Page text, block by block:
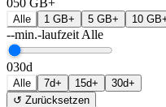
Alle 1 GB+ 5 GB+ 10
--min.-laufzeit Alle
030d
Alle 7d+ 15d+
30d+
↺ Zurücksetzen